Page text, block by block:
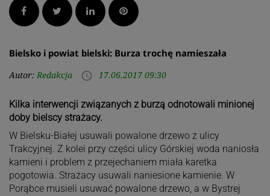
Facebook Twitter LinkedInPinterest
Bielsko i powiat bielski: Burza trochę namieszała
Autor: Redakcja access_time 17.06.2017 09:30
Kilka interwencji związanych z burzą odnotowali minionej
doby bielscy strażacy.
W Bielsku-Białej usuwali powalone drzewo z ulicy
Trakcyjnej. Z kolei przy części ulicy Górskiej woda naniosła
kamieni i problem z przejechaniem miała karetka
pogotowia. Strażacy usuwali naniesione kamienie. W
Porąbce musieli usuwać powalone drzewo, a w Bystrej